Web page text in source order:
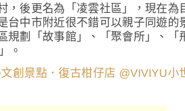
，後更名為「凌雲社區」，現在為
台中市附近很不錯可以親子同遊的
規劃「故事館」、「聚會所」、「
。